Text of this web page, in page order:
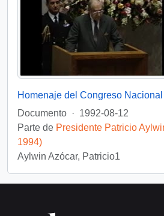
Documento · 1992-08-12
Parte de Presidente Patricio
1994)
Aylwin Azócar, Patricio1